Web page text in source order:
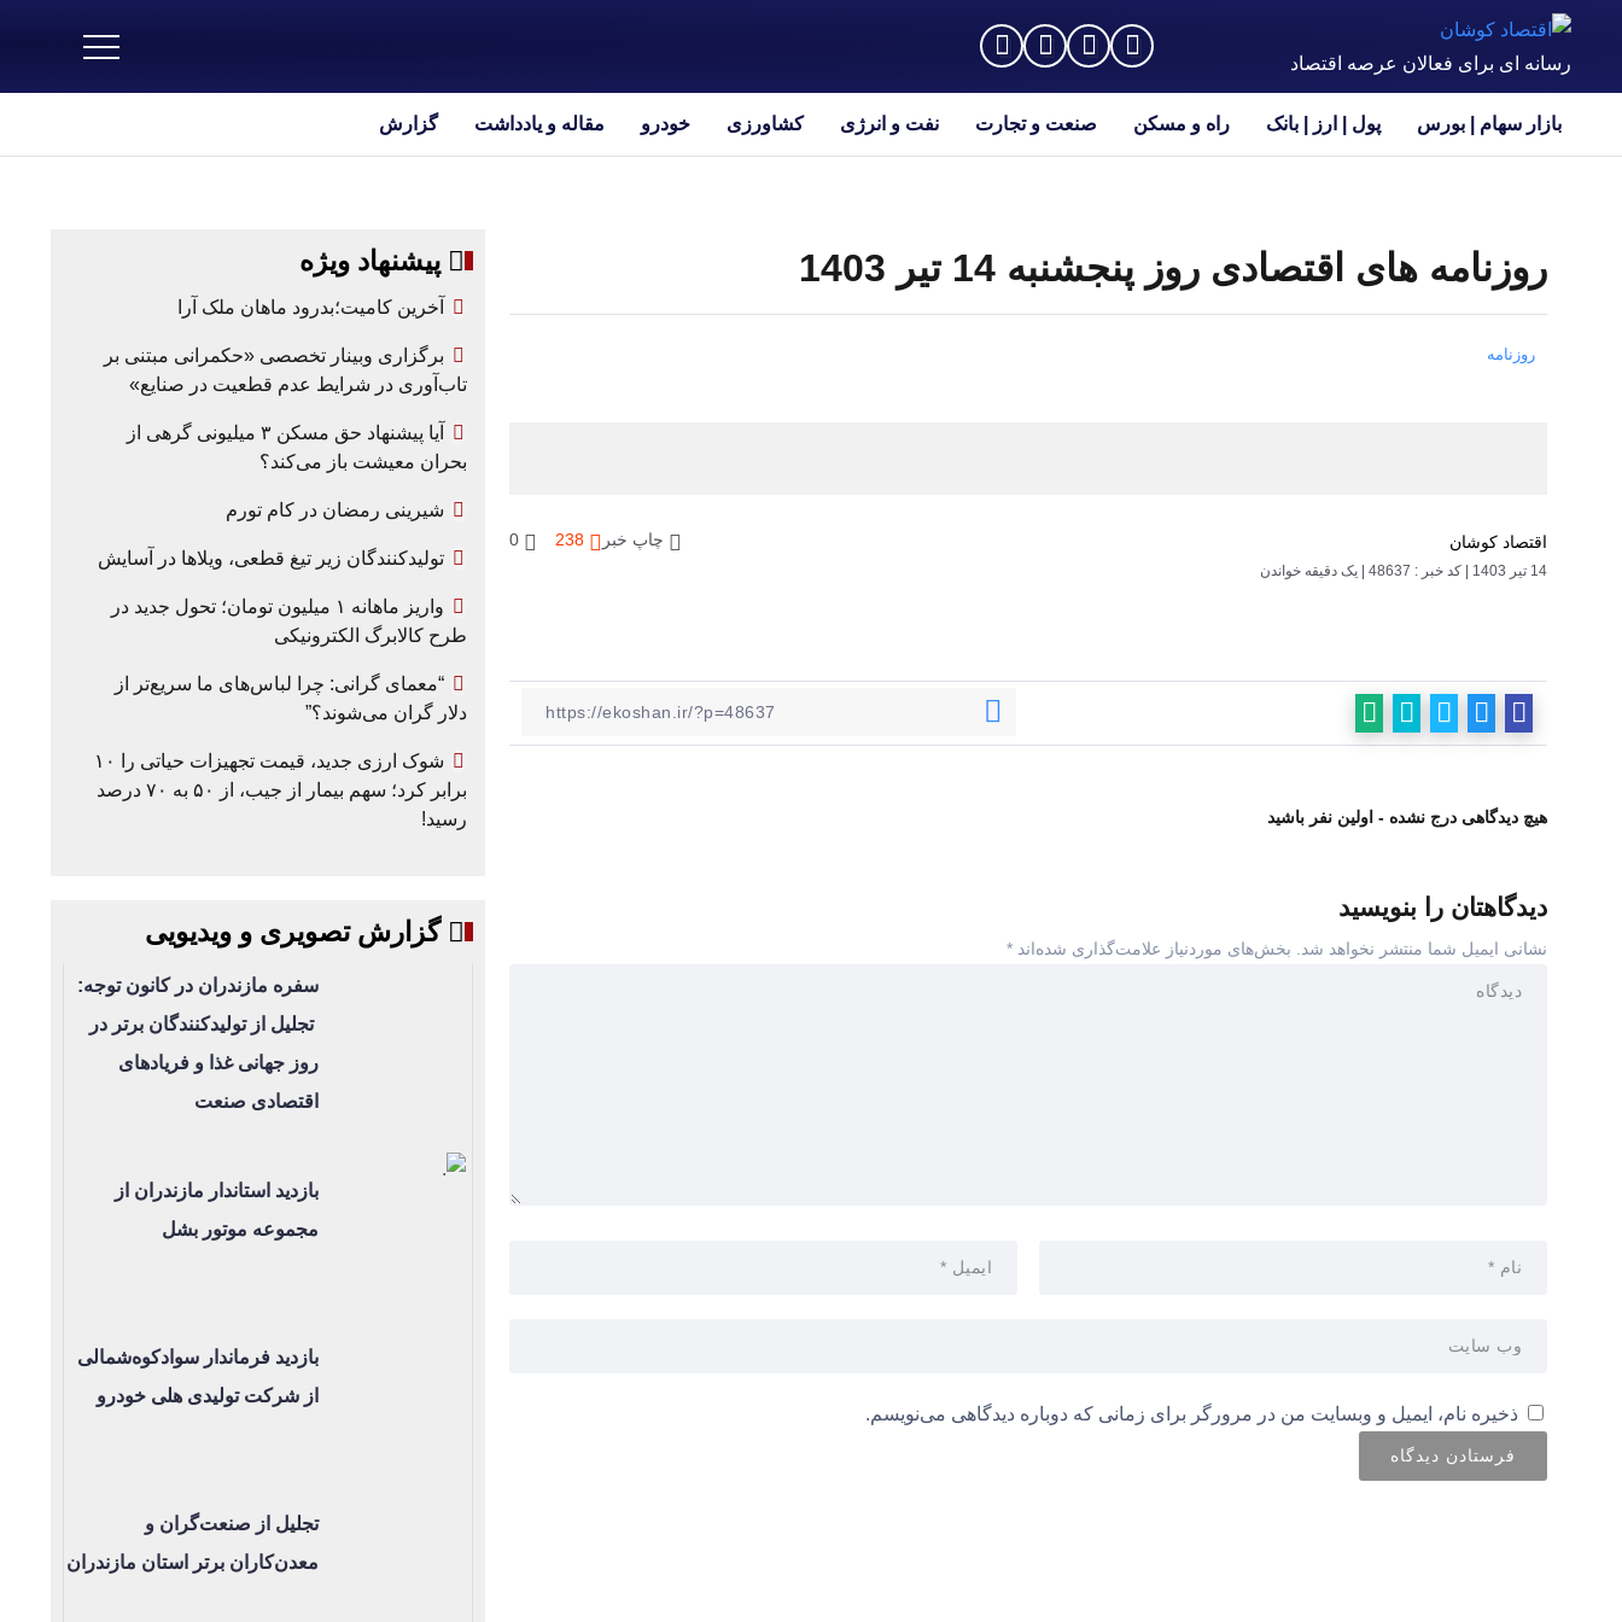
رسانه ای برای فعالان عرصه اقتصاد
بازار سهام | بورس پول | ارز | بانک راه و مسکن صنعت و تجارت نفت و انرژی کشاورزی خودرو مقاله و یادداشت گزارش
روزنامه های اقتصادی روز پنجشنبه 14 تیر 1403
روزنامه
اقتصاد کوشان
14 تیر 1403 | کد خبر : 48637 | یک دقیقه خواندن
چاپ خبر 238
0
هیچ دیدگاهی درج نشده - اولین نفر باشید
دیدگاهتان را بنویسید
نشانی ایمیل شما منتشر نخواهد شد. بخش‌های موردنیاز علامت‌گذاری شده‌اند *
ذخیره نام، ایمیل و وبسایت من در مرورگر برای زمانی که دوباره دیدگاهی می‌نویسم.
پیشنهاد ویژه
آخرین کامیت؛بدرود ماهان ملک آرا
برگزاری وبینار تخصصی «حکمرانی مبتنی بر
تاب‌آوری در شرایط عدم قطعیت در صنایع»
آیا پیشنهاد حق مسکن ۳ میلیونی گرهی از
بحران معیشت باز می‌کند؟
شیرینی رمضان در کام تورم
تولیدکنندگان زیر تیغ قطعی، ویلاها در آسایش
واریز ماهانه ۱ میلیون تومان؛ تحول جدید در
طرح کالابرگ الکترونیکی
“معمای گرانی: چرا لباس‌های ما سریع‌تر از
دلار گران می‌شوند؟”
شوک ارزی جدید، قیمت تجهیزات حیاتی را ۱۰
برابر کرد؛ سهم بیمار از جیب، از ۵۰ به ۷۰ درصد
رسید!
گزارش تصویری و ویدیویی
سفره مازندران در کانون توجه:
تجلیل از تولیدکنندگان برتر در
روز جهانی غذا و فریادهای
اقتصادی صنعت
بازدید استاندار مازندران از
مجموعه موتور بشل
بازدید فرماندار سوادکوه‌شمالی
از شرکت تولیدی هلی خودرو
تجلیل از صنعت‌گران و
معدن‌کاران برتر استان مازندران